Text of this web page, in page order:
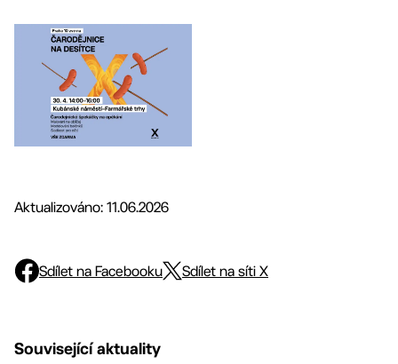
Aktualizováno: 11.06.2026
Sdílet na Facebooku Sdílet na síti X
Související aktuality